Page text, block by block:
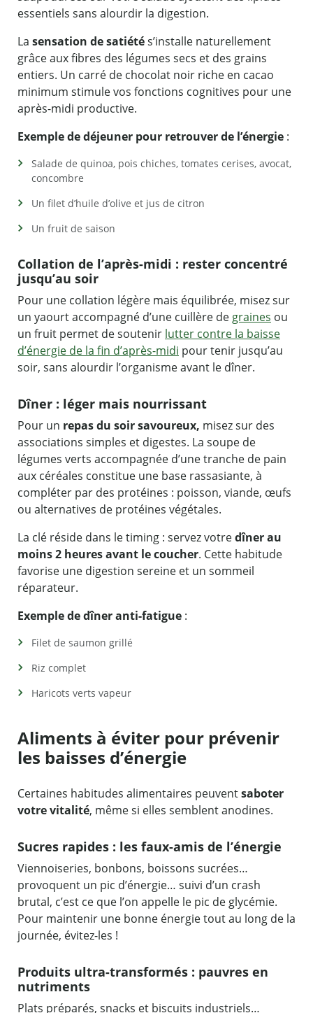
essentiels sans alourdir la digestion.
La sensation de satiétés’installe naturellement
grâce aux fibres des légumes secs et des grains
entiers. Un carré de chocolat noir riche en cacao
minimum stimule vos fonctions cognitives pour une
après-midi productive.
Exemple de déjeuner pour retrouver de l’énergie :
Salade de quinoa, pois chiches, tomates cerises, avocat,
concombre
Un filet d’huile d’olive et jus de citron
Un fruit de saison
Collation de l’après-midi : rester concentré
jusqu’au soir
Pour une collation légère mais équilibrée, misez sur
un yaourt accompagné d’une cuillère de graines ou
un fruit permet de soutenir lutter contre la baisse
d’énergie de la fin d’après-midi pour tenir jusqu’au
soir, sans alourdir l’organisme avant le dîner.
Dîner : léger mais nourrissant
Pour un repas du soir savoureux, misez sur des
associations simples et digestes. La soupe de
légumes verts accompagnée d’une tranche de pain
aux céréales constitue une base rassasiante, à
compléter par des protéines : poisson, viande, œufs
ou alternatives de protéines végétales.
La clé réside dans le timing : servez votredîner au
moins 2 heures avant le coucher. Cette habitude
favorise une digestion sereine et un sommeil
réparateur.
Exemple de dîner anti-fatigue :
Filet de saumon grillé
Riz complet
Haricots verts vapeur
Aliments à éviter pour prévenir
les baisses d’énergie
Certaines habitudes alimentaires peuventsaboter
votre vitalité, même si elles semblent anodines.
Sucres rapides : les faux-amis de l’énergie
Viennoiseries, bonbons, boissons sucrées…
provoquent un pic d’énergie… suivi d’un crash
brutal, c’est ce que l’on appelle le pic de glycémie.
Pour maintenir une bonne énergie tout au long de la
journée, évitez-les !
Produits ultra-transformés : pauvres en
nutriments
Plats préparés, snacks et biscuits industriels…